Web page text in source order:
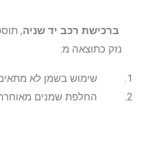
ברכישת רכב יד שניה,
נזק כתוצאה מ:
שימוש בשמן לא
החלפת שמנים